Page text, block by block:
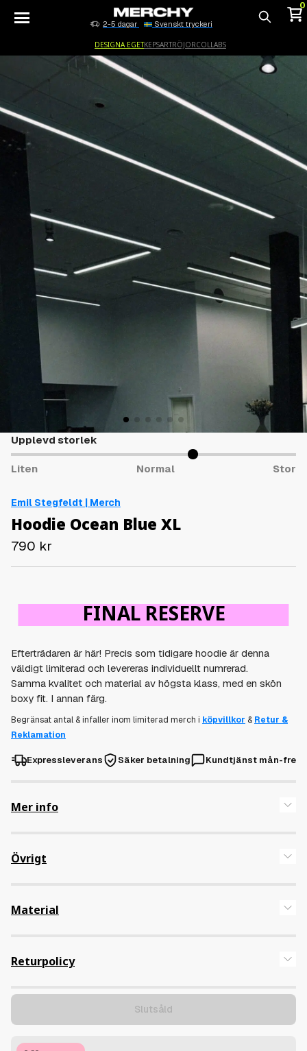
2-5 dagar Svenskt tryckeri
0
DESIGNA EGETKEPSARTRÖJORCOLLABS
Upplevd storlek
Liten Normal Stor
Emil Stegfeldt | Merch
Hoodie Ocean Blue XL
790 kr
FINAL RESERVE
Efterträdaren är här! Precis som tidigare hoodie är denna
väldigt limiterad och levereras individuellt numrerad.
Samma kvalitet och material av högsta klass, med en skön
boxy fit. I annan färg.
Begränsat antal & infaller inom limiterad merch i köpvillkor & Retur &
Reklamation
Expressleverans Säker betalning Kundtjänst mån-fre
Mer info
Övrigt
Färger
Material
Returpolicy
Limiterad merch som denna produkt erbjuder ingen retur.
Retur & reklamation
Slutsåld